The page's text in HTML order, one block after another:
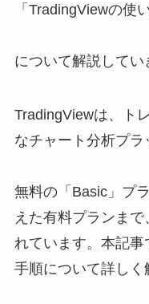
「TradingViewの使
について解説してい
TradingViewは、ト
なチャート分析プラ
無料の「Basic」プ
えた有料プランま
れています。本記
手順について詳しく